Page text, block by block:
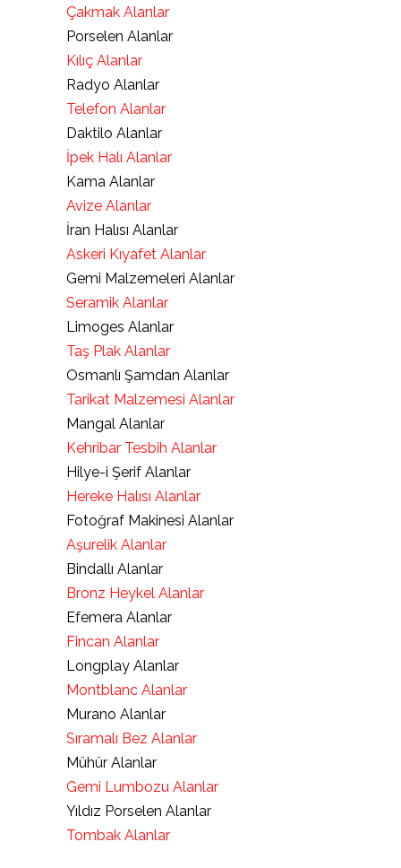
Çakmak Alanlar
Porselen Alanlar
Kılıç Alanlar
Radyo Alanlar
Telefon Alanlar
Daktilo Alanlar
İpek Halı Alanlar
Kama Alanlar
Avize Alanlar
İran Halısı Alanlar
Askeri Kıyafet Alanlar
Gemi Malzemeleri Alanlar
Seramik Alanlar
Limoges Alanlar
Taş Plak Alanlar
Osmanlı Şamdan Alanlar
Tarikat Malzemesi Alanlar
Mangal Alanlar
Kehribar Tesbih Alanlar
Hilye-i Şerif Alanlar
Hereke Halısı Alanlar
Fotoğraf Makinesi Alanlar
Aşurelik Alanlar
Bindallı Alanlar
Bronz Heykel Alanlar
Efemera Alanlar
Fincan Alanlar
Longplay Alanlar
Montblanc Alanlar
Murano Alanlar
Sıramalı Bez Alanlar
Mühür Alanlar
Gemi Lumbozu Alanlar
Yıldız Porselen Alanlar
Tombak Alanlar